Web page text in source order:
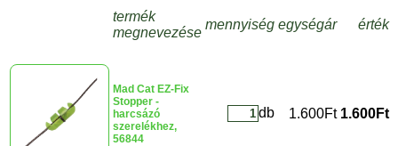
termék
megnevezése
mennyiség egységár érték
Mad Cat EZ-Fix
Stopper -
harcsázó
szerelékhez,
56844
db 1.600Ft 1.600Ft